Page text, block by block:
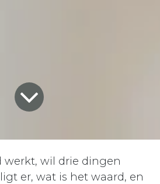
werkt, wil drie dingen
er, wat is het waard, en